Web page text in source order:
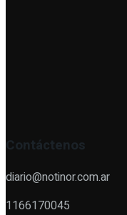
Contáctenos
diario@notinor.com.ar
1166170045